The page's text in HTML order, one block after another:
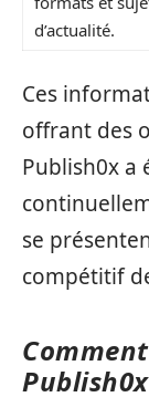
d’actualité.
Ces
offrant des
Publish0x a
se
compétitif